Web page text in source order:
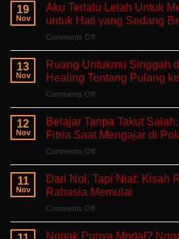
19
Nov
Aku Terlalu Lelah Untuk
untuk Hati yang Sedang
Comments Offon
Terlalu
Untuk
Mengeluh:
Ruang
Aman
untuk
Sedang
Berjuang
13
Nov
Ruang Untukmu Singgah
Healing Tentang Pulang
Comments Offon
Untukmu
Singgah
dan
Bercerita:
Buku
Self-
Healing
ke
Diri
12
Nov
Belajar Tanpa Takut
Fitria Saat Mengajar di
Comments Offon
Tanpa
Takut
Salah:
Apa
yang
Ditemukan
11
Nov
Dari Nol, Tapi Niat: Kisah
Rahasia Memulai
Comments Offon
Nggak Punya Modal?